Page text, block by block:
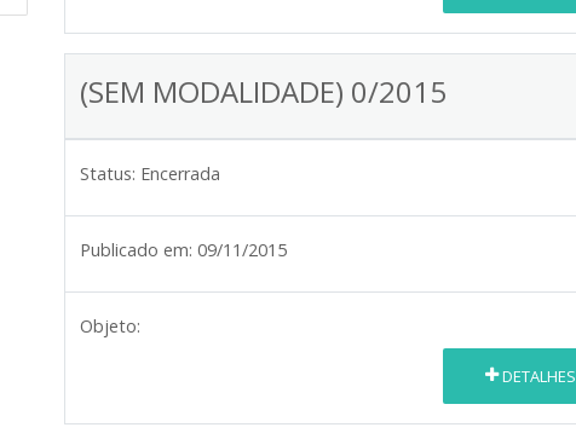
(SEM MODALIDADE) 0/2015
Status: Encerrada
Publicado em: 09/11/2015
Objeto:
DETALHES